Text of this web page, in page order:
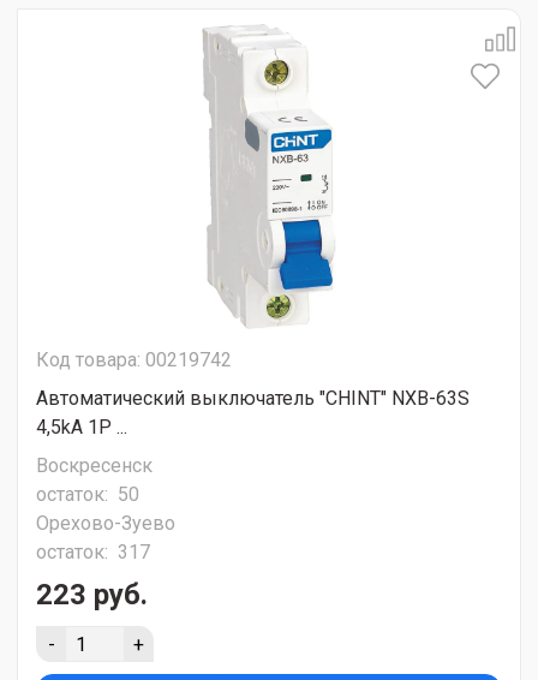
Код товара: 00219742
Автоматический выключатель "CHINT" NXB-63S
4,5kA 1P ...
Воскресенск
остаток: 50
Орехово-Зуево
остаток: 317
223 руб.
- +